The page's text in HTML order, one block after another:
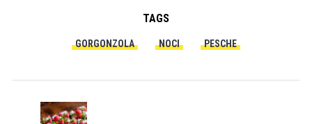
TAGS
GORGONZOLA NOCI PESCHE